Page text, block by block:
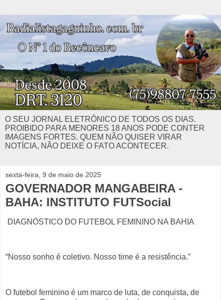
O SEU JORNAL ELETRÔNICO DE TODOS OS DIAS.
PROIBIDO PARA MENORES 18 ANOS PODE CONTER
IMAGENS FORTES. QUEM NÃO QUISER VIRAR
NOTÍCIA, NÃO DEIXE O FATO ACONTECER.
sexta-feira, 9 de maio de 2025
GOVERNADOR MANGABEIRA -
BAHA: INSTITUTO FUTSocial
DIAGNÓSTICO DO FUTEBOL FEMININO NA BAHIA
“Nosso sonho é coletivo. Nosso time é a resistência.”
O futebol feminino é um marco de luta, de conquista, de